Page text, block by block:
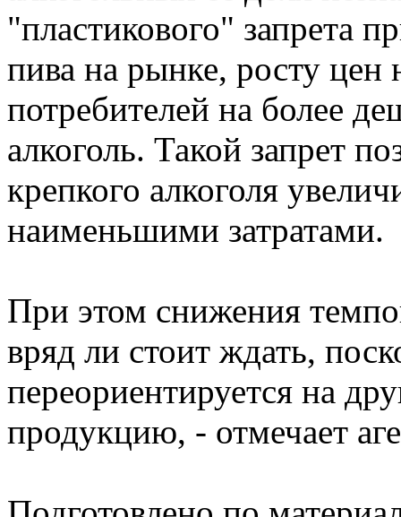
"пластикового" запрета
пива на рынке, росту цен
потребителей на более
алкоголь. Такой запрет
крепкого алкоголя
наименьшими затратами.
При этом снижения
вряд ли стоит ждать,
переориентируется на
продукцию, - отмечает